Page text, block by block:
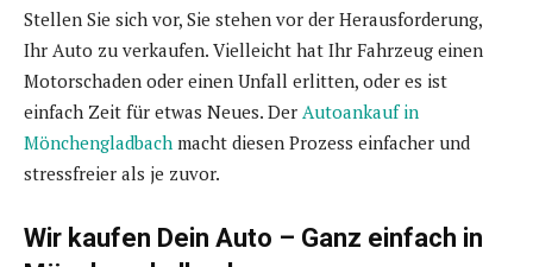
Stellen Sie sich vor, Sie stehen vor der Herausforderung,
Ihr Auto zu verkaufen. Vielleicht hat Ihr Fahrzeug einen
Motorschaden oder einen Unfall erlitten, oder es ist
einfach Zeit für etwas Neues. Der Autoankauf in
Mönchengladbach macht diesen Prozess einfacher und
stressfreier als je zuvor.
Wir kaufen Dein Auto – Ganz einfach in